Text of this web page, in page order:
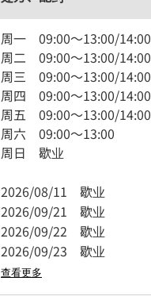
周一 09:00～13:00/14:00
周二 09:00～13:00/14:00
周三 09:00～13:00/14:00
周四 09:00～13:00/14:00
周五 09:00～13:00/14:00
周六 09:00～13:00
周日 歇业
2026/08/11 歇业
2026/09/21 歇业
2026/09/22 歇业
2026/09/23 歇业
查看更多